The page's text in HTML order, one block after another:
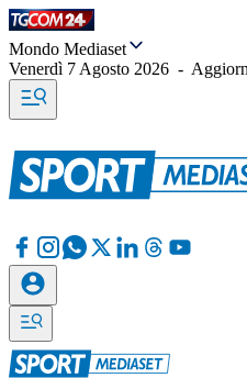
Mondo Mediaset
Venerdì 7 Agosto 2026 -